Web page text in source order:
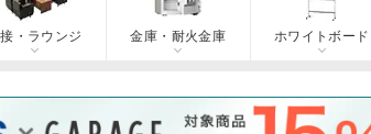
・ラウンジ 金庫・耐火金庫 ホワイトボード